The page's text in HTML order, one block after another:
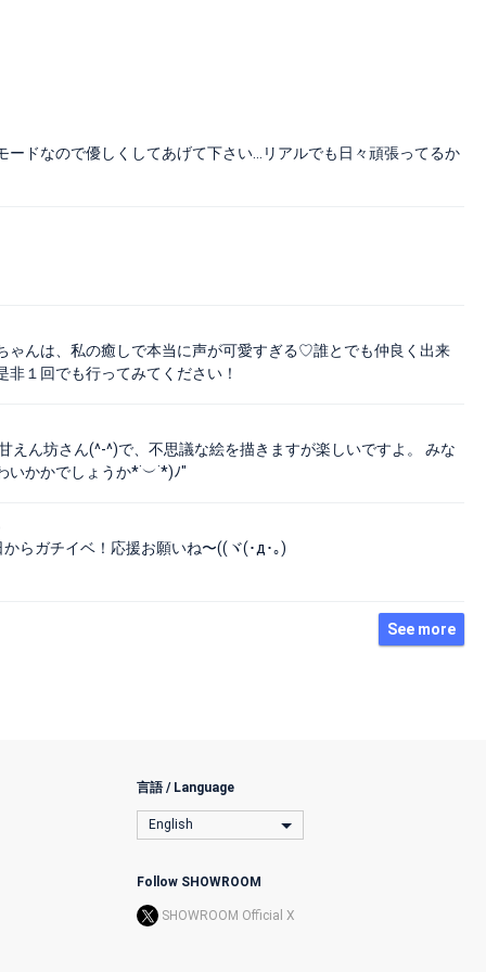
ドなので優しくしてあげて下さい…リアルでも日々頑張ってるか
ゃんは、私の癒しで本当に声が可愛すぎる♡誰とでも仲良く出来
１回でも行ってみてください！
えん坊さん(^-^)で、不思議な絵を描きますが楽しいですよ。 みな
かかでしょうか*˙︶˙*)ﾉ"
らガチイベ！応援お願いね〜((ヾ(･д･｡)
See more
言語 / Language
English
Follow SHOWROOM
SHOWROOM Official X